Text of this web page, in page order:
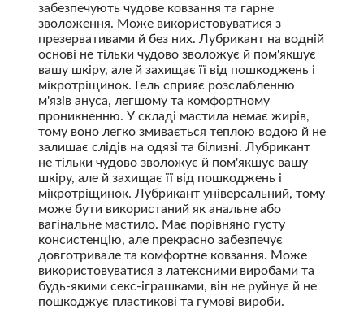
забезпечують чудове ковзання та гарне
зволоження. Може використовуватися з
презервативами й без них. Лубрикант на водній
основі не тільки чудово зволожує й пом'якшує
вашу шкіру, але й захищає її від пошкоджень і
мікротріщинок. Гель сприяє розслабленню
м'язів ануса, легшому та комфортному
проникненню. У складі мастила немає жирів,
тому воно легко змивається теплою водою й не
залишає слідів на одязі та білизні. Лубрикант
не тільки чудово зволожує й пом'якшує вашу
шкіру, але й захищає її від пошкоджень і
мікротріщинок. Лубрикант універсальний, тому
може бути використаний як анальне або
вагінальне мастило. Має порівняно густу
консистенцію, але прекрасно забезпечує
довготривале та комфортне ковзання. Може
використовуватися з латексними виробами та
будь-якими секс-іграшками, він не руйнує й не
пошкоджує пластикові та гумові вироби.